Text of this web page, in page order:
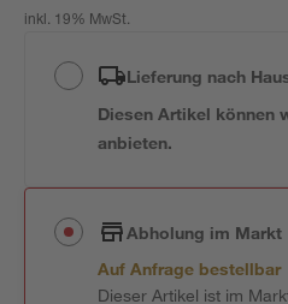
inkl. 19% MwSt.
Lieferung nach
Diesen Artikel können
anbieten.
Abholung im Markt
Auf Anfrage bestellbar
Dieser Artikel ist im